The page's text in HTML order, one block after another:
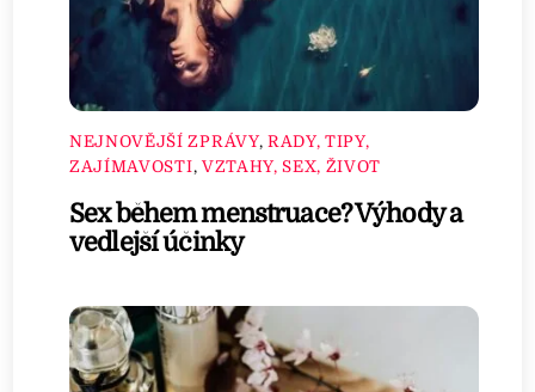
NEJNOVĚJŠÍ ZPRÁVY, RADY, TIPY,
ZAJÍMAVOSTI, VZTAHY, SEX, ŽIVOT
Sex během menstruace? Výhody a
vedlejší účinky